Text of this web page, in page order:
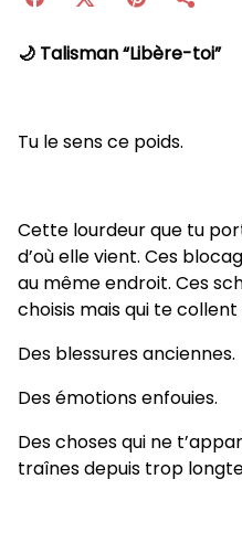
🌙 Talisman “Libère-toi”
Tu le sens ce poids.
Cette lourdeur que tu
d’où elle vient. Ces
au même endroit. Ces
choisis mais qui te collent
Des blessures anciennes.
Des émotions enfouies.
Des choses qui ne
traînes depuis trop